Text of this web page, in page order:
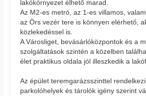
lakókörnyezet élhető marad.
Az M2-es metró, az 1-es villamos,
az Örs vezér tere is könnyen elérhető,
közlekedéssel is.
A Városliget, bevásárlóközpontok és a
szolgáltatások szintén a közelben
élet praktikus oldala jól illeszkedik a
Az épület teremgarázsszinttel
parkolóhelyek és tárolók igény szerint